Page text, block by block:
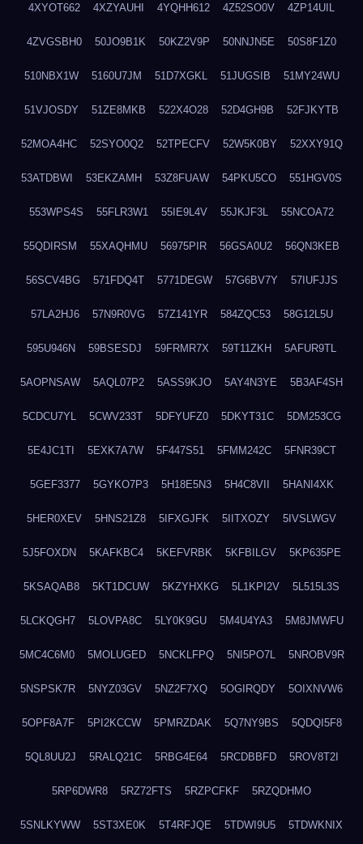
4XYOT662 4XZYAUHI 4YQHH612 4Z52SO0V 4ZP14UIL
4ZVGSBH0 50JO9B1K 50KZ2V9P 50NNJN5E 50S8F1Z0
510NBX1W 5160U7JM 51D7XGKL 51JUGSIB 51MY24WU
51VJOSDY 51ZE8MKB 522X4O28 52D4GH9B 52FJKYTB
52MOA4HC 52SYO0Q2 52TPECFV 52W5K0BY 52XXY91Q
53ATDBWI 53EKZAMH 53Z8FUAW 54PKU5CO 551HGV0S
553WPS4S 55FLR3W1 55IE9L4V 55JKJF3L 55NCOA72
55QDIRSM 55XAQHMU 56975PIR 56GSA0U2 56QN3KEB
56SCV4BG 571FDQ4T 5771DEGW 57G6BV7Y 57IUFJJS
57LA2HJ6 57N9R0VG 57Z141YR 584ZQC53 58G12L5U
595U946N 59BSESDJ 59FRMR7X 59T11ZKH 5AFUR9TL
5AOPNSAW 5AQL07P2 5ASS9KJO 5AY4N3YE 5B3AF4SH
5CDCU7YL 5CWV233T 5DFYUFZ0 5DKYT31C 5DM253CG
5E4JC1TI 5EXK7A7W 5F447S51 5FMM242C 5FNR39CT
5GEF3377 5GYKO7P3 5H18E5N3 5H4C8VII 5HANI4XK
5HER0XEV 5HNS21Z8 5IFXGJFK 5IITXOZY 5IVSLWGV
5J5FOXDN 5KAFKBC4 5KEFVRBK 5KFBILGV 5KP635PE
5KSAQAB8 5KT1DCUW 5KZYHXKG 5L1KPI2V 5L515L3S
5LCKQGH7 5LOVPA8C 5LY0K9GU 5M4U4YA3 5M8JMWFU
5MC4C6M0 5MOLUGED 5NCKLFPQ 5NI5PO7L 5NROBV9R
5NSPSK7R 5NYZ03GV 5NZ2F7XQ 5OGIRQDY 5OIXNVW6
5OPF8A7F 5PI2KCCW 5PMRZDAK 5Q7NY9BS 5QDQI5F8
5QL8UU2J 5RALQ21C 5RBG4E64 5RCDBBFD 5ROV8T2I
5RP6DWR8 5RZ72FTS 5RZPCFKF 5RZQDHMO
5SNLKYWW 5ST3XE0K 5T4RFJQE 5TDWI9U5 5TDWKNIX